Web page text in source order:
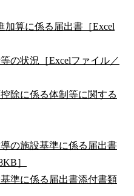
加算に係る届出書［Excel
の状況［Excelファイル／
除に係る体制等に関する
の施設基準に係る届出書
］
準に係る届出書添付書類